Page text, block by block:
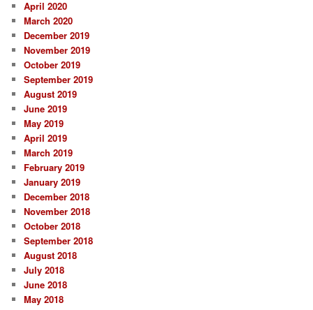
April 2020
March 2020
December 2019
November 2019
October 2019
September 2019
August 2019
June 2019
May 2019
April 2019
March 2019
February 2019
January 2019
December 2018
November 2018
October 2018
September 2018
August 2018
July 2018
June 2018
May 2018